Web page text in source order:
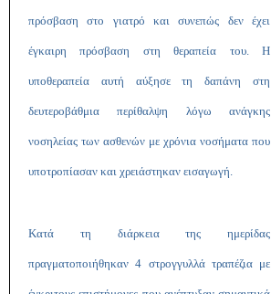
πρόσβαση στο γιατρό και συνεπώς δεν έχει
έγκαιρη πρόσβαση στη θεραπεία του. Η
υποθεραπεία αυτή αύξησε τη δαπάνη στη
δευτεροβάθμια περίθαλψη λόγω ανάγκης
νοσηλείας των ασθενών με χρόνια νοσήματα που
υποτροπίασαν και χρειάστηκαν εισαγωγή.
Κατά τη διάρκεια της ημερίδας
πραγματοποιήθηκαν 4 στρογγυλλά τραπέζια με